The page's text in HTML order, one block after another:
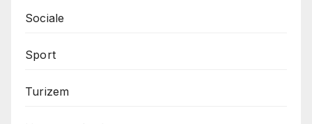
Sociale
Sport
Turizem